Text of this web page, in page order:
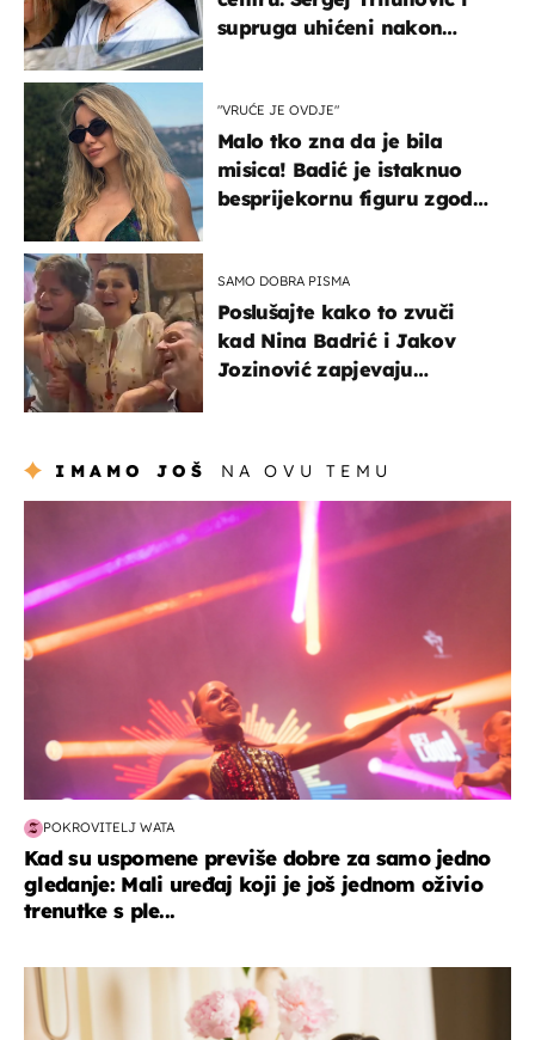
supruga uhićeni nakon
"VRUĆE JE OVDJE"
Malo tko zna da je bila
misica! Badić je istaknuo
besprijekornu figuru zgodne
SAMO DOBRA PISMA
Poslušajte kako to zvuči
kad Nina Badrić i Jakov
Jozinović zapjevaju
IMAMO JOŠ NA OVU TEMU
POKROVITELJ WATA
Kad su uspomene previše dobre za samo jedno
gledanje: Mali uređaj koji je još jednom oživio
trenutke s ple...
moda & ljepota